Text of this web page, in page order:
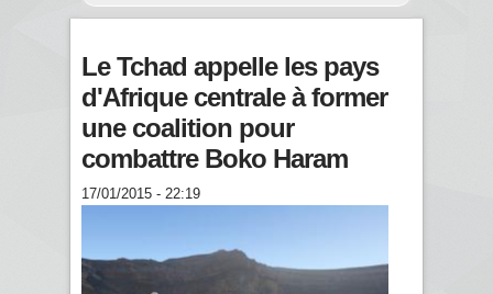
Le Tchad appelle les pays
d'Afrique centrale à former
une coalition pour
combattre Boko Haram
17/01/2015 - 22:19